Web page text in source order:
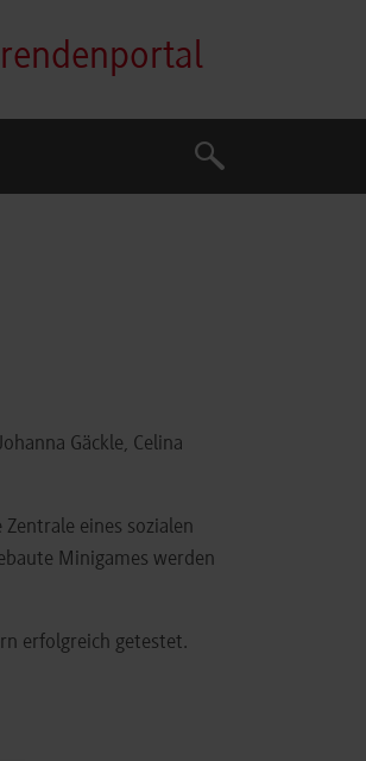
Suche
Suche
Gäckle, Celina
eines sozialen
Minigames werden
erfolgreich getestet.